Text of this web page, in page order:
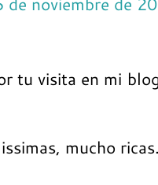
tu visita en mi
mucho